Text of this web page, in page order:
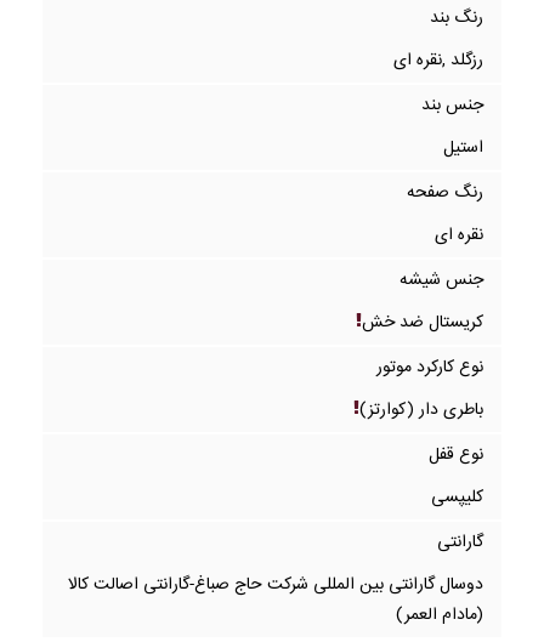
رنگ بند
رزگلد ,نقره ای
جنس بند
استیل
رنگ صفحه
نقره ای
جنس شیشه
کریستال ضد خش
نوع کارکرد موتور
باطری دار (کوارتز)
نوع قفل
کلیپسی
گارانتی
دوسال گارانتی بین المللی شرکت حاج صباغ-گارانتی اصالت کالا
(مادام العمر)